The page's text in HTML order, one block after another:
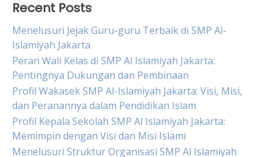
Recent Posts
Menelusuri Jejak Guru-guru Terbaik di SMP Al-
Islamiyah Jakarta
Peran Wali Kelas di SMP Al Islamiyah Jakarta:
Pentingnya Dukungan dan Pembinaan
Profil Wakasek SMP Al-Islamiyah Jakarta: Visi, Misi,
dan Peranannya dalam Pendidikan Islam
Profil Kepala Sekolah SMP Al Islamiyah Jakarta:
Memimpin dengan Visi dan Misi Islami
Menelusuri Struktur Organisasi SMP Al Islamiyah